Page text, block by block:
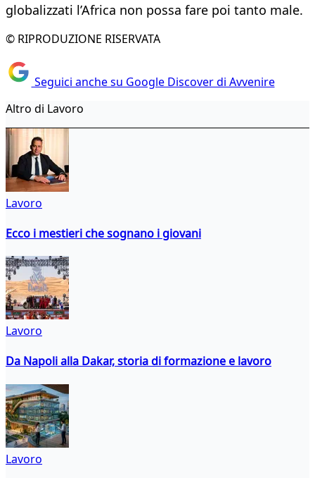
globalizzati l’Africa non possa fare poi tanto male.
© RIPRODUZIONE RISERVATA
Seguici anche su Google Discover di Avvenire
Altro di Lavoro
Lavoro
Ecco i mestieri che sognano i giovani
Lavoro
Da Napoli alla Dakar, storia di formazione e lavoro
Lavoro